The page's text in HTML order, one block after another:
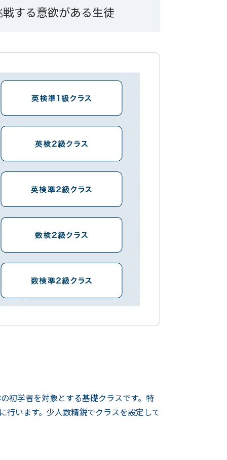
する意欲がある生徒
初学者を対象とする基礎クラスです。特
行います。少人数精鋭でクラスを設定して